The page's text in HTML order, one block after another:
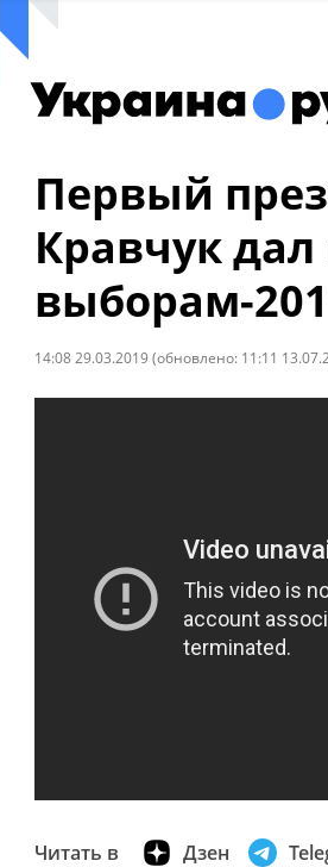
Первый
Кравчук дал
выборам-
14:08 29.03.2019(обновлено: 11:11
Читать в Дзен